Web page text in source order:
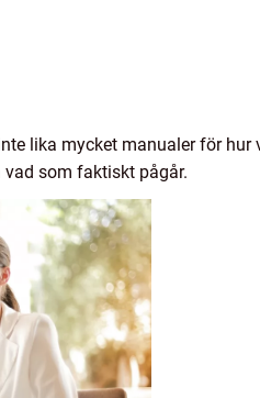
lika mycket manualer för hur
som faktiskt pågår.